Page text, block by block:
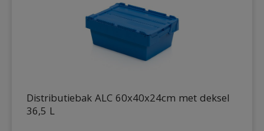
Distributiebak ALC 60x40x24cm met deksel
36,5 L